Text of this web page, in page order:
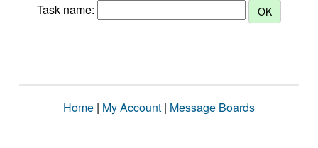
Task name:
Home | My Account | Message Boards